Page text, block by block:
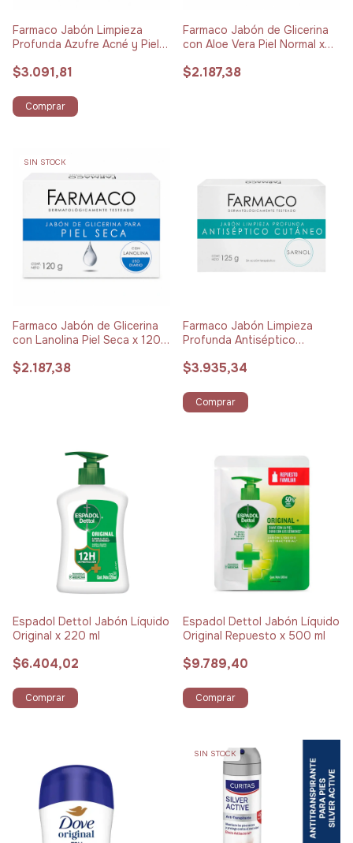
Farmaco Jabón Limpieza
Profunda Azufre Acné y Piel
$3.091,81
Comprar
Farmaco Jabón de Glicerina
con Aloe Vera Piel Normal x
$2.187,38
SIN STOCK
Farmaco Jabón de Glicerina
con Lanolina Piel Seca x 120
$2.187,38
Farmaco Jabón Limpieza
Profunda Antiséptico
$3.935,34
Comprar
Espadol Dettol Jabón Líquido
Original x 220 ml
$6.404,02
Comprar
Espadol Dettol Jabón Líquido
Original Repuesto x 500 ml
$9.789,40
Comprar
SIN STOCK